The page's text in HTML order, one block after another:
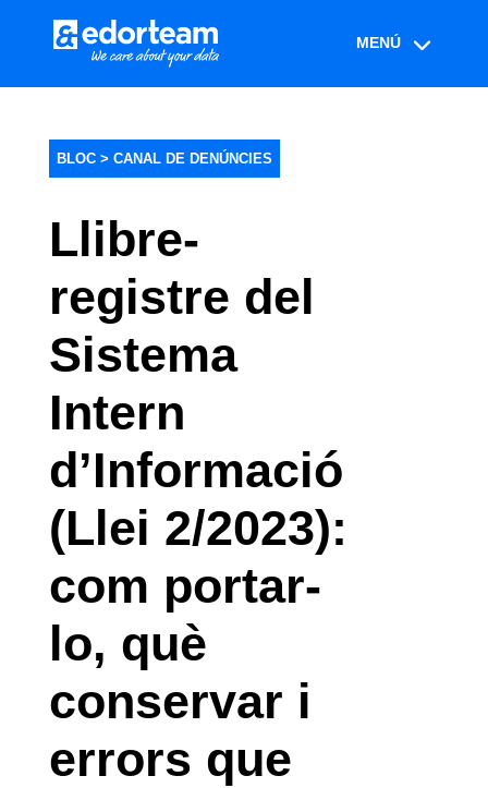
BLOC > CANAL DE DENÚNCIES
Llibre-
registre del
Sistema
Intern
d’Informació
(Llei 2/2023):
com portar-
lo, què
conservar i
errors que